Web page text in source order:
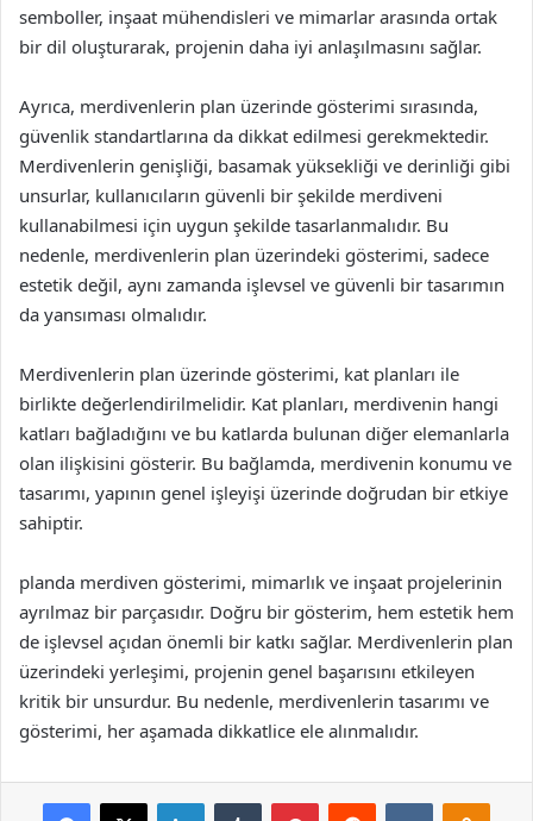
semboller, inşaat mühendisleri ve mimarlar arasında ortak
bir dil oluşturarak, projenin daha iyi anlaşılmasını sağlar.
Ayrıca, merdivenlerin plan üzerinde gösterimi sırasında,
güvenlik standartlarına da dikkat edilmesi gerekmektedir.
Merdivenlerin genişliği, basamak yüksekliği ve derinliği gibi
unsurlar, kullanıcıların güvenli bir şekilde merdiveni
kullanabilmesi için uygun şekilde tasarlanmalıdır. Bu
nedenle, merdivenlerin plan üzerindeki gösterimi, sadece
estetik değil, aynı zamanda işlevsel ve güvenli bir tasarımın
da yansıması olmalıdır.
Merdivenlerin plan üzerinde gösterimi, kat planları ile
birlikte değerlendirilmelidir. Kat planları, merdivenin hangi
katları bağladığını ve bu katlarda bulunan diğer elemanlarla
olan ilişkisini gösterir. Bu bağlamda, merdivenin konumu ve
tasarımı, yapının genel işleyişi üzerinde doğrudan bir etkiye
sahiptir.
planda merdiven gösterimi, mimarlık ve inşaat projelerinin
ayrılmaz bir parçasıdır. Doğru bir gösterim, hem estetik hem
de işlevsel açıdan önemli bir katkı sağlar. Merdivenlerin plan
üzerindeki yerleşimi, projenin genel başarısını etkileyen
kritik bir unsurdur. Bu nedenle, merdivenlerin tasarımı ve
gösterimi, her aşamada dikkatlice ele alınmalıdır.
Facebook
X LinkedInTumblr PinterestReddit VKontakte